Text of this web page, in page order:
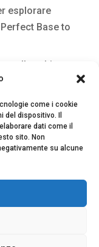
come i cookie
dispositivo. Il
dati come il
sito. Non
su alcune
esplorare
Base to
alberghiere